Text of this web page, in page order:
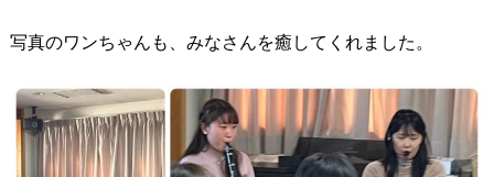
写真のワンちゃんも、みなさんを癒してくれました。